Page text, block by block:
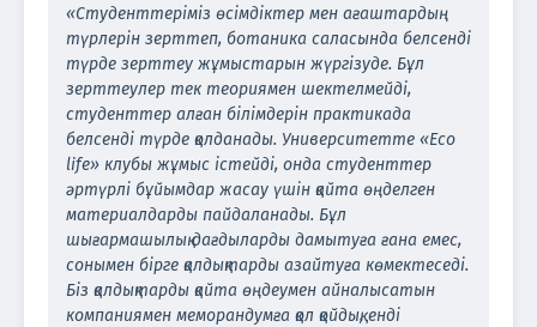
«Студенттеріміз өсімдіктер мен ағаштардың
түрлерін зерттеп, ботаника саласында белсенді
түрде зерттеу жұмыстарын жүргізуде. Бұл
зерттеулер тек теориямен шектелмейді,
студенттер алған білімдерін практикада
белсенді түрде қолданады. Университетте «Eco
life» клубы жұмыс істейді, онда студенттер
әртүрлі бұйымдар жасау үшін қайта өңделген
материалдарды пайдаланады. Бұл
шығармашылық дағдыларды дамытуға ғана емес,
сонымен бірге қалдықтарды азайтуға көмектеседі.
Біз қалдықтарды қайта өңдеумен айналысатын
компаниямен меморандумға қол қойдық, енді